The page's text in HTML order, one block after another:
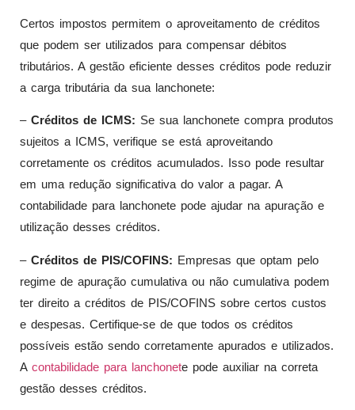
Certos impostos permitem o aproveitamento de créditos
que podem ser utilizados para compensar débitos
tributários. A gestão eficiente desses créditos pode reduzir
a carga tributária da sua lanchonete:
– Créditos de ICMS: Se sua lanchonete compra produtos
sujeitos a ICMS, verifique se está aproveitando
corretamente os créditos acumulados. Isso pode resultar
em uma redução significativa do valor a pagar. A
contabilidade para lanchonete pode ajudar na apuração e
utilização desses créditos.
– Créditos de PIS/COFINS: Empresas que optam pelo
regime de apuração cumulativa ou não cumulativa podem
ter direito a créditos de PIS/COFINS sobre certos custos
e despesas. Certifique-se de que todos os créditos
possíveis estão sendo corretamente apurados e utilizados.
A contabilidade para lanchonete pode auxiliar na correta
gestão desses créditos.